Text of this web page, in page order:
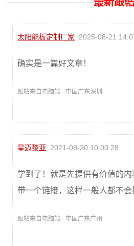
太阳能板定制厂家 2025-08-21
确实是一篇好文章！
跟帖来自电脑端 · 中国广东深圳
星迈黎亚 2021-08-20 10:00:28
学到了！就是先提供有价值的
带一个链接，这样一般人都不
跟帖来自电脑端 · 中国广东广州